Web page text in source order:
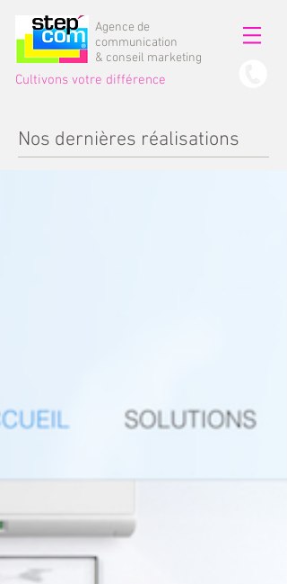
Agence de
communication
& conseil marketing
Cultivons votre différence
Nos dernières réalisations